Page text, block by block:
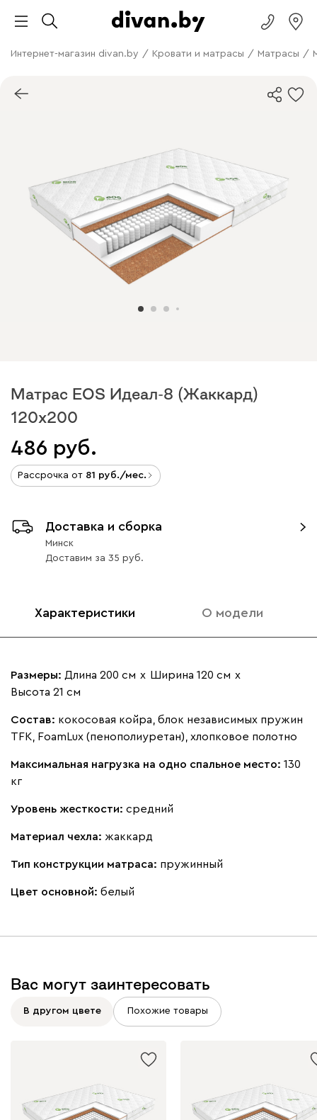
Интернет-магазин divan.by / Кровати и матрасы / Матрасы /
Матрас EOS Идеал-8 (Жаккард)
120x200
486
Рассрочка от 81 /мес.
Доставка и сборка
Минск
Доставим за 35
Характеристики О модели
Размеры: Длина 200 см х Ширина 120 см х
Высота 21 см
Состав: кокосовая койра, блок независимых пружин
TFK, FoamLux (пенополиуретан), хлопковое полотно
Максимальная нагрузка на одно спальное место: 130
кг
Уровень жесткости: средний
Материал чехла: жаккард
Тип конструкции матраса: пружинный
Цвет основной: белый
Вас могут заинтересовать
В другом цвете Похожие товары